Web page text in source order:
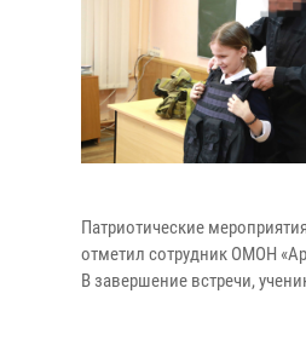
Патриотические
отметил сотрудник ОМОН
В завершение встречи,